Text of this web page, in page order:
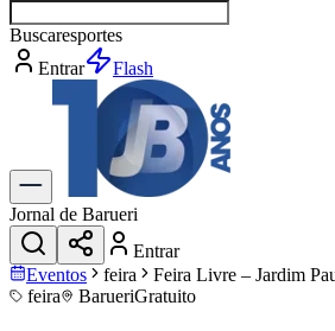
Buscarp
Entrar
Flash
Jornal de Barueri
Entrar
Eventos
feira
Feira Livre – Jardim
feira
BarueriGratuito